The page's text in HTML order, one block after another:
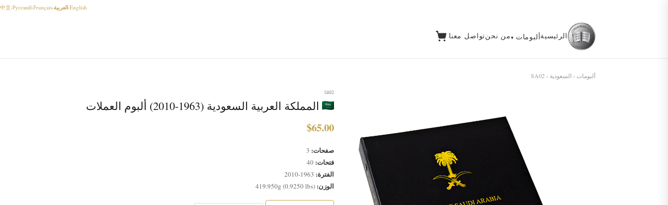
English
·العربية·
Français
·
Русский
·
中文
الرئيسيةألبومات من نحنتواصل معنا
ألبومات › السعودية › SA02
SA02
المملكة العربية السعودية (1963-2010) ألبوم العملات
$65.00
صفحات:
فتحات:
الفترة:
الوزن: